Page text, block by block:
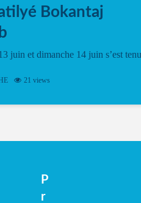
Bokantaj
juin et dimanche 14 juin s’est tenu
Narouman, organisé par
d’année, présenté à la salle...
21 views
P
r